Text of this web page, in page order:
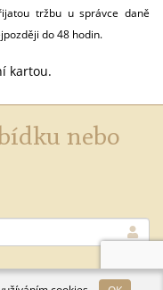
tržbu u správce daně
do 48 hodin.
kartou.
nebo